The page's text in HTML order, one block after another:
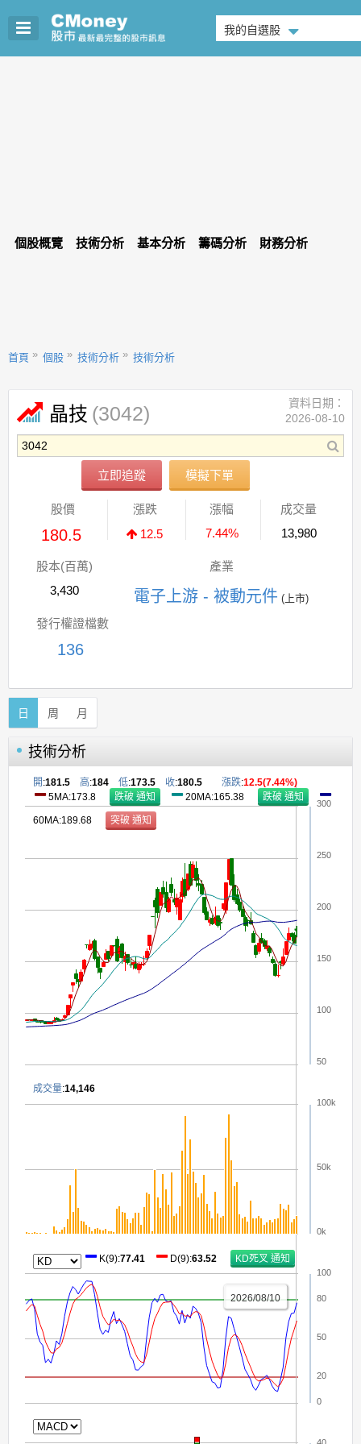
我的自選股
個股概覽 技術分析 基本分析 籌碼分析 財務分析
首頁 個股 技術分析 技術分析
晶技 (3042)
立即追蹤 模擬下單
資料日期：
2026-08-10
股價
180.5
漲跌
12.5
漲幅
7.44%
成交量
13,980
股本(百萬)
3,430
產業
電子上游 - 被動元件 (上市)
發行權證檔數
136
日 周 月
技術分析
50
100
150
200
250
300
0k
50k
100k
0
20
50
80
100
2026/08/10
開 :181.5 高:184 低:173.5 收:180.5 漲跌:12.5(7.44%)
5MA:173.8
20MA:165.38
60MA:189.68
成交量:14,146
K(9):77.41 D(9):63.52